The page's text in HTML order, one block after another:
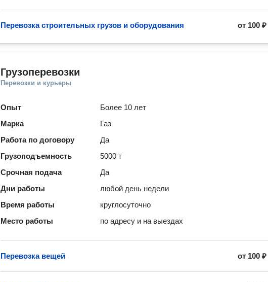
от 100 ₽
Перевозка строительных грузов и оборудования
Грузоперевозки
Перевозки и курьеры
Опыт
Более 10 лет
Марка
Газ
Работа по договору
Да
Грузоподъемность
5000 т
Срочная подача
Да
Дни работы
любой день недели
Время работы
круглосуточно
Место работы
по адресу и на выездах
от 100 ₽
Перевозка вещей